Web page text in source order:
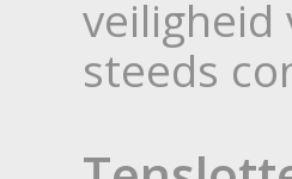
veiligheid
steeds